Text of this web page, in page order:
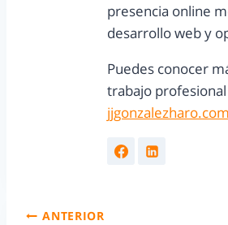
presencia online
desarrollo web y
Puedes conocer
trabajo
jjgonzalezharo.com
ANTERIOR